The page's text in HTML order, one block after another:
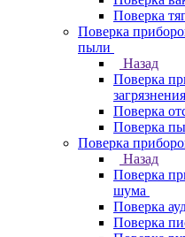
Поверка
Поверка
пыли
Назад
Поверка
Поверка
Поверка
Поверка
Назад
Поверка
шума
Поверка
Поверка